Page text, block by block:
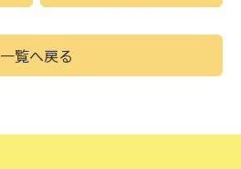
一覧へ戻る